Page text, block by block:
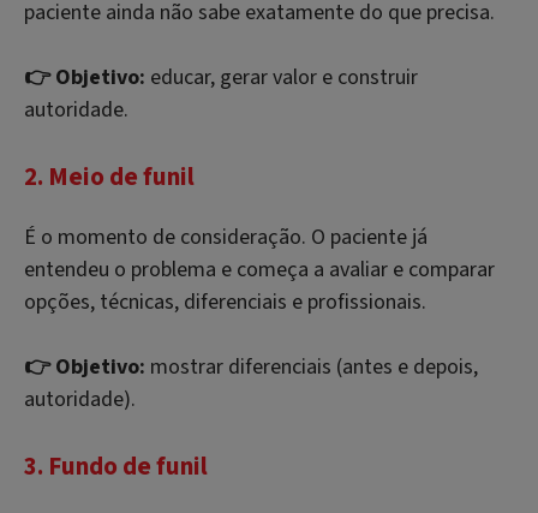
paciente ainda não sabe exatamente do que precisa.
👉 Objetivo: educar, gerar valor e construir
autoridade.
2. Meio de funil
É o momento de consideração. O paciente já
entendeu o problema e começa a avaliar e comparar
opções, técnicas, diferenciais e profissionais.
👉 Objetivo: mostrar diferenciais (antes e depois,
autoridade).
3. Fundo de funil